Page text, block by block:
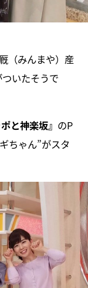
（みんまや）産
いたそうで
と神楽坂』 のP
ちゃん”がスタ